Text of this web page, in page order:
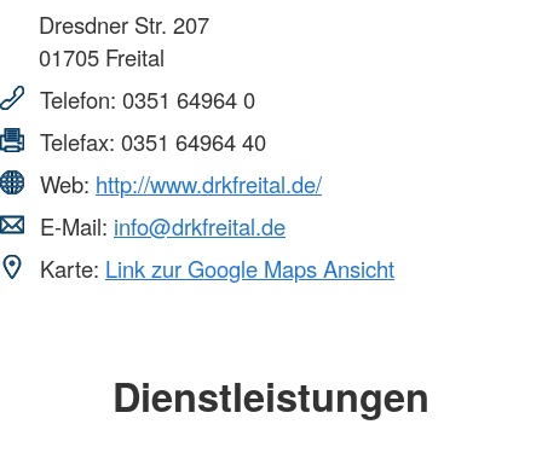
Dresdner Str. 207
01705 Freital
Telefon: 0351 64964 0
Telefax: 0351 64964 40
Web: http://www.drkfreital.de/
E-Mail: info@drkfreital.de
Karte: Link zur Google Maps Ansicht
Dienstleistungen